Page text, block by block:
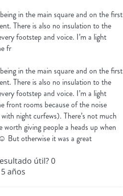
in the main square and on the first
There is also no insulation to the
footstep and voice. I’m a light
fr
in the main square and on the first
There is also no insulation to the
footstep and voice. I’m a light
front rooms because of the noise
night curfews). There’s not much
giving people a heads up when
But otherwise it was a great
útil?0
5 años